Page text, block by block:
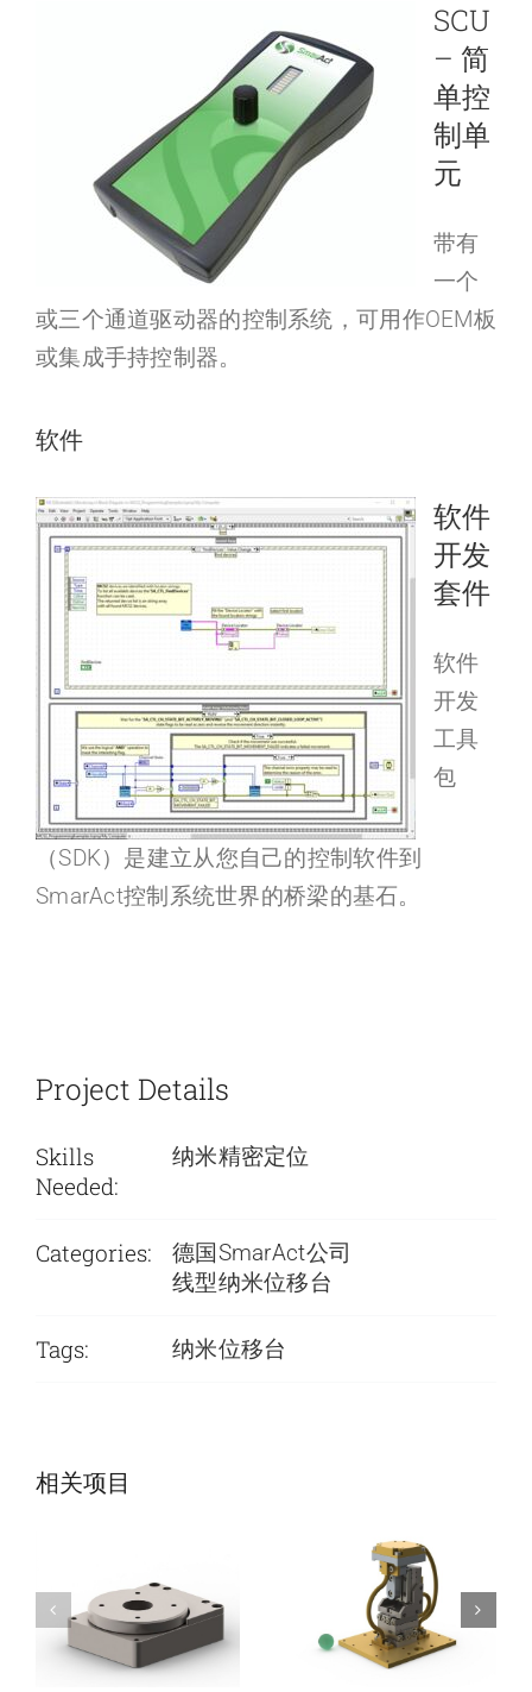
SCU
– 简
单控
制单
元
带有
一个
或三个通道驱动器的控制系统，可用作OEM板
或集成手持控制器。
软件
软件
开发
套件
软件
开发
工具
包
（SDK）是建立从您自己的控制软件到
SmarAct控制系统世界的桥梁的基石。
Project Details
Skills
Needed:
纳米精密定位
Categories:
德国SmarAct公司
线型纳米位移台
Tags: 纳米位移台
相关项目
SmarAct公司-低
温旋转台